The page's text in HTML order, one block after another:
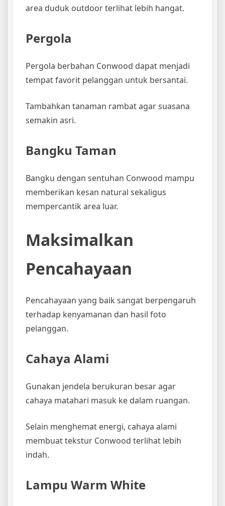
area duduk outdoor terlihat lebih hangat.
Pergola
Pergola berbahan Conwood dapat menjadi
tempat favorit pelanggan untuk bersantai.
Tambahkan tanaman rambat agar suasana
semakin asri.
Bangku Taman
Bangku dengan sentuhan Conwood mampu
memberikan kesan natural sekaligus
mempercantik area luar.
Maksimalkan
Pencahayaan
Pencahayaan yang baik sangat berpengaruh
terhadap kenyamanan dan hasil foto
pelanggan.
Cahaya Alami
Gunakan jendela berukuran besar agar
cahaya matahari masuk ke dalam ruangan.
Selain menghemat energi, cahaya alami
membuat tekstur Conwood terlihat lebih
indah.
Lampu Warm White